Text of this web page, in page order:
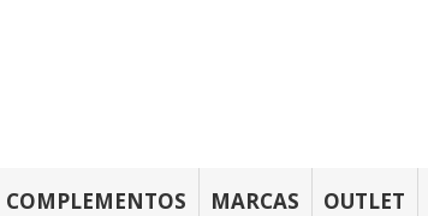
COMPLEMENTOS MARCAS OUTLET